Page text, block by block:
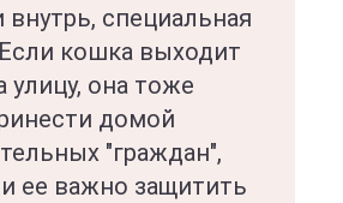
внутрь, специальная
кошка выходит
улицу, она тоже
домой
"граждан",
ее важно защитить